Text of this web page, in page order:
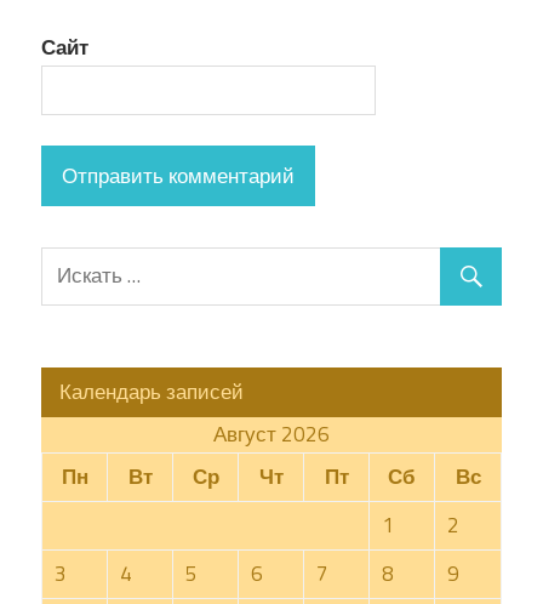
Сайт
Календарь записей
Август 2026
Пн
Вт Ср Чт Пт Сб Вс
1
2
3
4 5 6 7 8
9